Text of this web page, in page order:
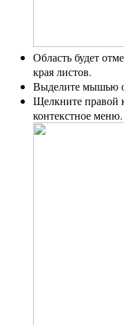
Область будет
края листов.
Выделите мышью
Щелкните правой
контекстное меню.